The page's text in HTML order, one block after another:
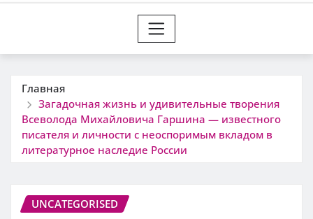
Главная
Загадочная жизнь и удивительные творения
Всеволода Михайловича Гаршина — известного
писателя и личности с неоспоримым вкладом в
литературное наследие России
UNCATEGORISED